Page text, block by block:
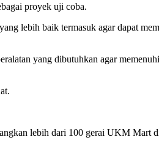
proyek uji coba.
lebih baik termasuk agar dapat
yang dibutuhkan agar
lebih dari 100 gerai UKM Mart